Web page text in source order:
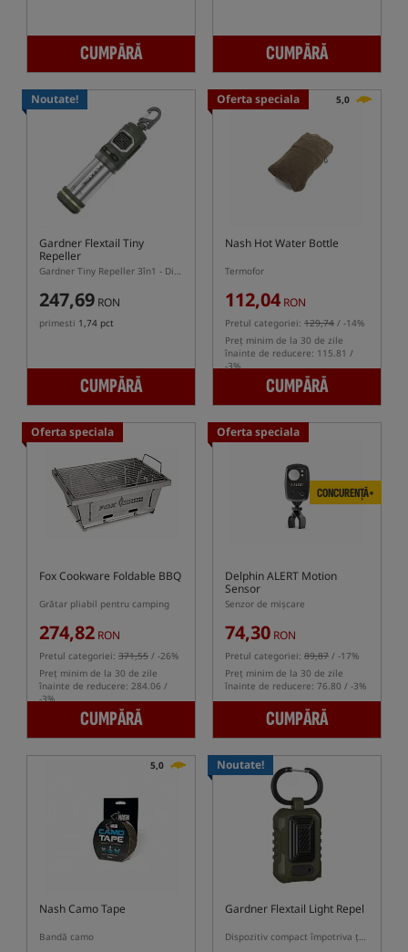
CUMPĂRĂ CUMPĂRĂ
Noutate!
Gardner Flextail Tiny
Repeller
Gardner Tiny Repeller 3în1 - Dispozitiv anti-țânțari
247,69 RON
primesti 1,74 pct
CUMPĂRĂ
Oferta speciala 5,0
Nash Hot Water Bottle
Termofor
112,04 RON
Pretul categoriei: 129,74 / -14%
Preț minim de la 30 de zile
înainte de reducere: 115.81 /
-3%
CUMPĂRĂ
Oferta speciala
Fox Cookware Foldable BBQ
Grătar pliabil pentru camping
274,82 RON
Pretul categoriei: 371,55 / -26%
Preț minim de la 30 de zile
înainte de reducere: 284.06 /
-3%
CUMPĂRĂ
Oferta speciala
CONCURENȚĂ+
Delphin ALERT Motion
Sensor
Senzor de mișcare
74,30 RON
Pretul categoriei: 89,87 / -17%
Preț minim de la 30 de zile
înainte de reducere: 76.80 / -3%
CUMPĂRĂ
5,0
Nash Camo Tape
Bandă camo
Noutate!
Gardner Flextail Light Repel
Dispozitiv compact împotriva țânțarilor Gardner Light Repel